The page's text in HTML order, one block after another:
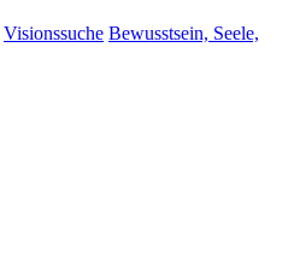
Visionssuche Bewusstsein, Seele,